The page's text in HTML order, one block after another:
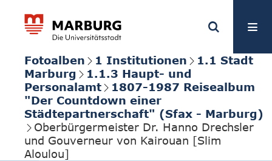
Fotoalben 1 Institutionen
1.1 Stadt
Marburg
1.1.3 Haupt- und
Personalamt
1807-1987 Reisealbum
"Der Countdown einer
Städtepartnerschaft" (Sfax - Marburg)
Oberbürgermeister Dr. Hanno Drechsler
und Gouverneur von Kairouan [Slim
Aloulou]